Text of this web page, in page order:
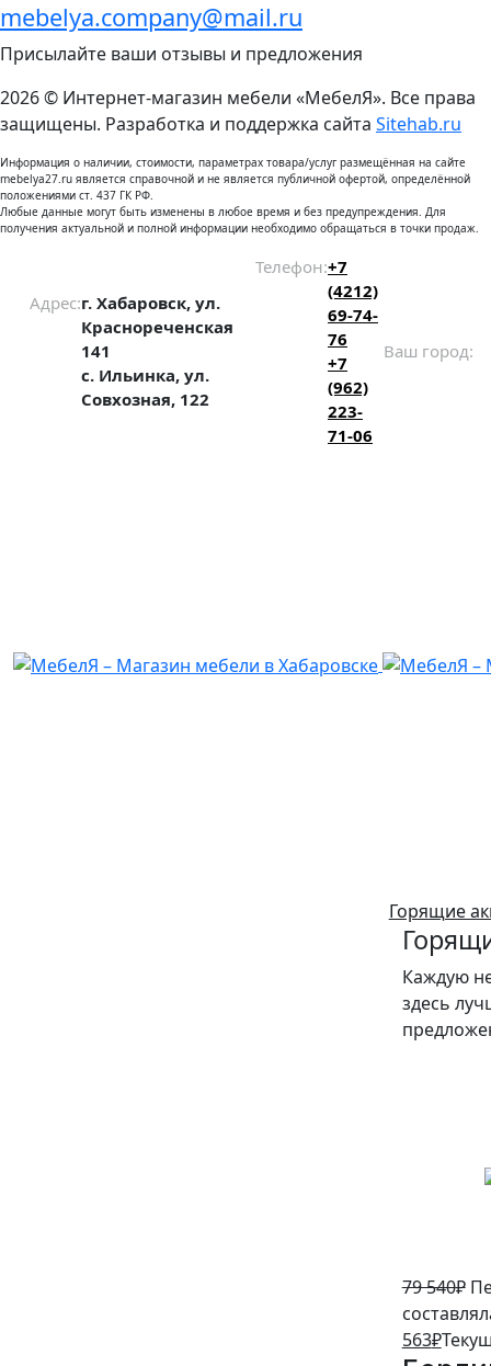
mebelya.company@mail.ru
Присылайте ваши отзывы и предложения
2026 © Интернет-магазин мебели «МебелЯ». Все права
защищены. Разработка и поддержка сайта Sitehab.ru
Информация о наличии, стоимости, параметрах товара/услуг размещённая на сайте
mebelya27.ru является справочной и не является публичной офертой, определённой
положениями ст. 437 ГК РФ.
Любые данные могут быть изменены в любое время и без предупреждения. Для
получения актуальной и полной информации необходимо обращаться в точки продаж.
Адрес:г. Хабаровск, ул.
Краснореченская
141
с. Ильинка, ул.
Совхозная, 122
Телефон:+7
(4212)
69-74-
76
+7
(962)
223-
71-06
Ваш город:
Горящие
Каждую
здесь
79 540₽
563₽